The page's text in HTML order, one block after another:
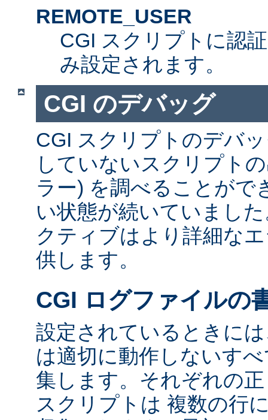
REMOTE_USER
CGI スクリプトに認
み設定されます。
CGI のデバッグ
CGI スクリプトのデバ
していないスクリプト
ラー) を調べることがで
い状態が続いていまし
クティブはより詳細な
供します。
CGI ログファイルの
設定されているときに
は適切に動作しないす
集します。それぞれの
スクリプトは 複数の行